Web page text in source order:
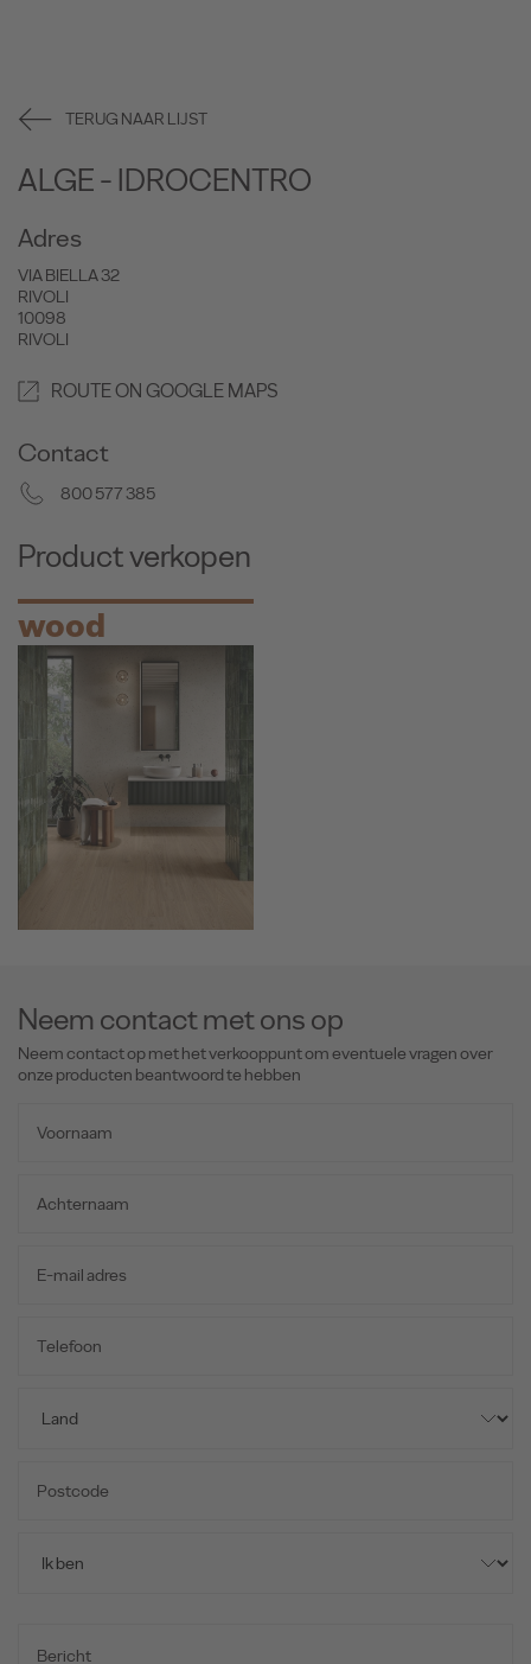
TERUG NAAR LIJST
ALGE - IDROCENTRO
Adres
VIA BIELLA 32
RIVOLI
10098
RIVOLI
ROUTE ON GOOGLE MAPS
Contact
800 577 385
Product verkopen
wood
Neem contact met ons op
Neem contact op met het verkooppunt om eventuele vragen over
onze producten beantwoord te hebben